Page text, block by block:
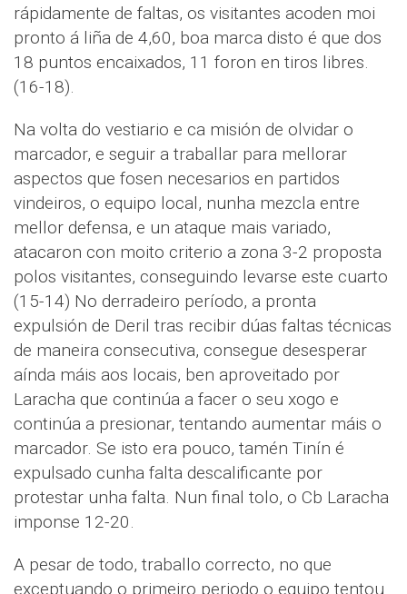
rápidamente de faltas, os visitantes acoden moi
pronto á liña de 4,60, boa marca disto é que dos
18 puntos encaixados, 11 foron en tiros libres.
(16-18).
Na volta do vestiario e ca misión de olvidar o
marcador, e seguir a traballar para mellorar
aspectos que fosen necesarios en partidos
vindeiros, o equipo local, nunha mezcla entre
mellor defensa, e un ataque mais variado,
atacaron con moito criterio a zona 3-2 proposta
polos visitantes, conseguindo levarse este cuarto
(15-14) No derradeiro período, a pronta
expulsión de Deril tras recibir dúas faltas técnicas
de maneira consecutiva, consegue desesperar
aínda máis aos locais, ben aproveitado por
Laracha que continúa a facer o seu xogo e
continúa a presionar, tentando aumentar máis o
marcador. Se isto era pouco, tamén Tinín é
expulsado cunha falta descalificante por
protestar unha falta. Nun final tolo, o Cb Laracha
imponse 12-20.
A pesar de todo, traballo correcto, no que
exceptuando o primeiro periodo o equipo tentou